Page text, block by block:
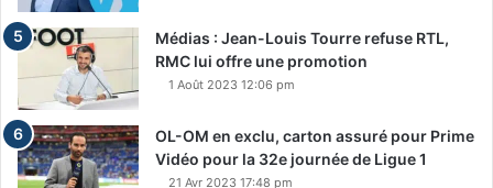
Médias : Jean-Louis Tourre refuse RTL,
RMC lui offre une promotion
1 Août 2023 12:06 pm
OL-OM en exclu, carton assuré pour Prime
Vidéo pour la 32e journée de Ligue 1
21 Avr 2023 17:48 pm